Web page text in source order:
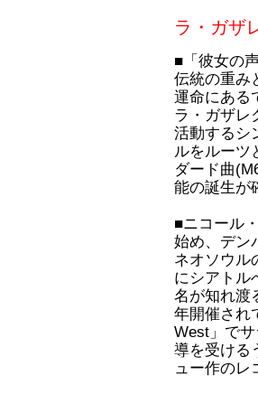
ラ・ガザ
■「彼女の
伝統の重み
運命にある
ラ・ガザレ
活動するシ
ルをルーツ
ダード曲
能の誕生が
■ニコール
始め、デン
ネオソウル
にシアトル
名が知れ渡
年開催され
West」で
導を受ける
ュー作のレ